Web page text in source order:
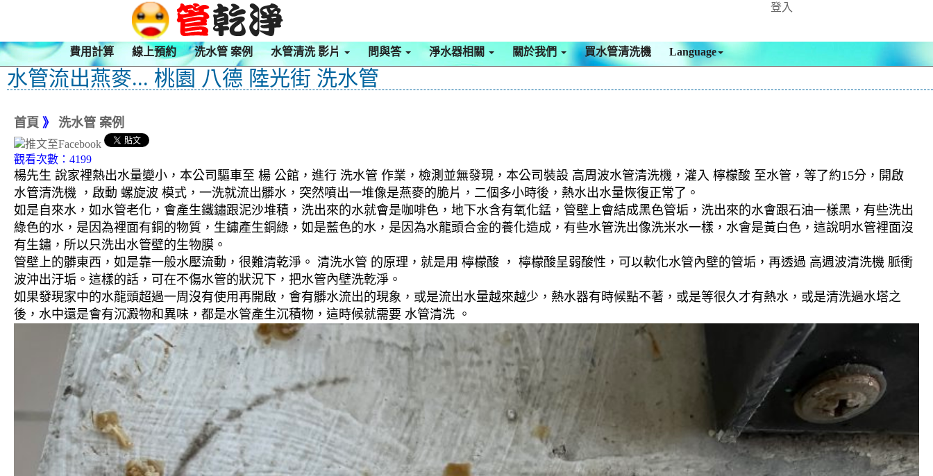
登入
費用計算 線上預約 洗水管 案例 水管清洗 影片 問與答 淨水器相關 關於我們 買水管清洗機 Language
水管流出燕麥... 桃園 八德 陸光街 洗水管
首頁 》 洗水管 案例
觀看次數：4199
楊先生 說家裡熱出水量變小，本公司驅車至 楊 公館，進行 洗水管 作業，檢測並無發現，本公司裝設 高周波水管清洗機，灌入 檸檬酸 至水管，等了約15分，開啟
水管清洗機 ，啟動 螺旋波 模式，一洗就流出髒水，突然噴出一堆像是燕麥的脆片，二個多小時後，熱水出水量恢復正常了。
如是自來水，如水管老化，會產生鐵鏽跟泥沙堆積，洗出來的水就會是咖啡色，地下水含有氧化錳，管壁上會結成黑色管垢，洗出來的水會跟石油一樣黑，有些洗出
綠色的水，是因為裡面有銅的物質，生鏽產生銅綠，如是藍色的水，是因為水龍頭合金的養化造成，有些水管洗出像洗米水一樣，水會是黃白色，這說明水管裡面沒
有生鏽，所以只洗出水管壁的生物膜。
管壁上的髒東西，如是靠一般水壓流動，很難清乾淨。 清洗水管 的原理，就是用 檸檬酸 ， 檸檬酸呈弱酸性，可以軟化水管內壁的管垢，再透過 高週波清洗機 脈衝
波沖出汙垢。這樣的話，可在不傷水管的狀況下，把水管內壁洗乾淨。
如果發現家中的水龍頭超過一周沒有使用再開啟，會有髒水流出的現象，或是流出水量越來越少，熱水器有時候點不著，或是等很久才有熱水，或是清洗過水塔之
後，水中還是會有沉澱物和異味，都是水管產生沉積物，這時候就需要 水管清洗 。